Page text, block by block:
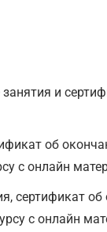
и
об
с онлайн
сертификат об
с онлайн